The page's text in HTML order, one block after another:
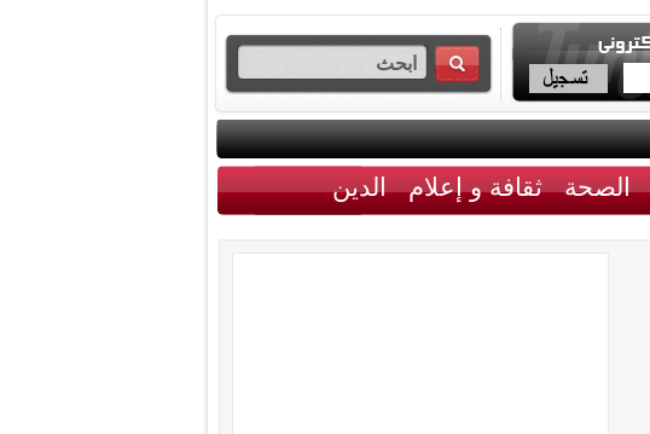
الصحة ثقافة و إعلام الدين